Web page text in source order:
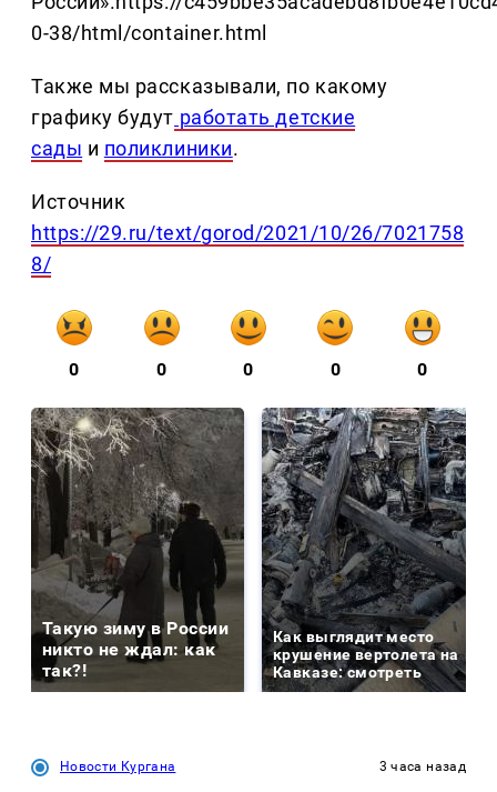
0-38/html/container.html
Также мы рассказывали, по какому
графику будут работать детские
сады и поликлиники.
Источник
https://29.ru/text/gorod/2021/10/26/7021758
8/
0 0 0 0 0
Такую зиму в России
никто не ждал: как
так?!
Как выглядит место
крушение вертолета на
Кавказе: смотреть
Новости Кургана 3 часа назад